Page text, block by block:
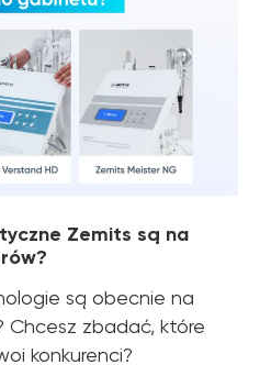
Zemits są na
są obecnie na
zbadać, które
konkurenci?